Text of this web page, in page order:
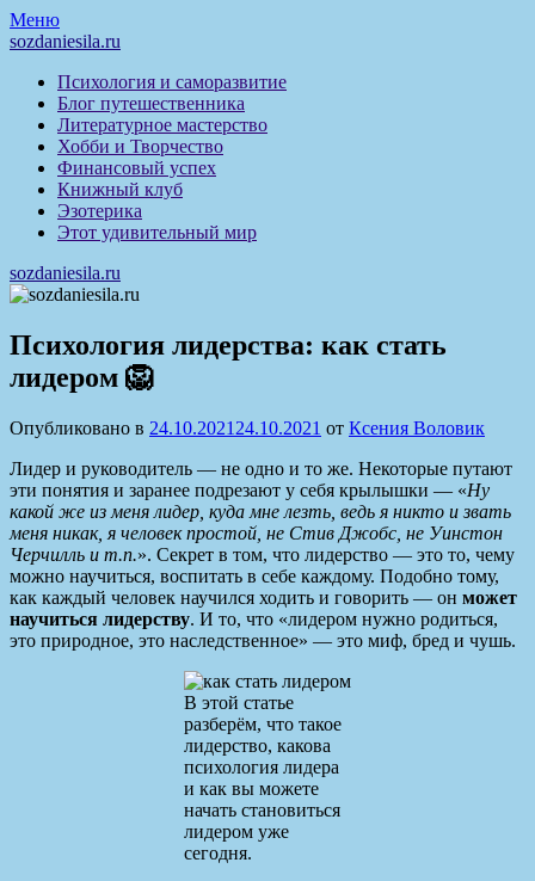
Перейти
к
Меню
sozdaniesila.ru
Психология и саморазвитие
Блог путешественника
Литературное мастерство
Хобби и Творчество
Финансовый успех
Книжный клуб
Эзотерика
Этот удивительный мир
sozdaniesila.ru
Психология лидерства: как стать
лидером 🦁
Опубликовано в 24.10.2021 24.10.2021 от Ксения Воловик
Лидер и руководитель — не одно и то же. Некоторые путают
эти понятия и заранее подрезают у себя крылышки — «Ну
какой же из меня лидер, куда мне лезть, ведь я никто и звать
меня никак, я человек простой, не Стив Джобс, не Уинстон
Черчилль и т.п.». Секрет в том, что лидерство — это то, чему
можно научиться, воспитать в себе каждому. Подобно тому,
как каждый человек научился ходить и говорить — он может
научиться лидерству. И то, что «лидером нужно родиться,
это природное, это наследственное» — это миф, бред и чушь.
В этой статье
разберём, что такое
лидерство, какова
психология лидера
и как вы можете
начать становиться
лидером уже
сегодня.